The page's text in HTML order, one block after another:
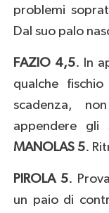
problemi
Dal suo palo
FAZIO 4,5. In
qualche
scadenza,
appendere gli
MANOLAS 5.
PIROLA 5.
un paio di